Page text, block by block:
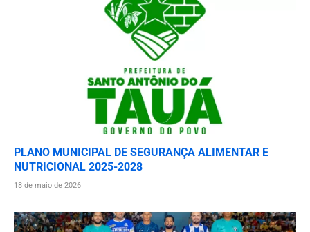
PLANO MUNICIPAL DE SEGURANÇA ALIMENTAR E
NUTRICIONAL 2025-2028
18 de maio de 2026